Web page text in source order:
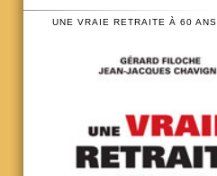
UNE VRAIE RETRAITE À 60 ANS